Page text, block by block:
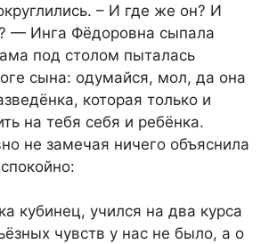
– И где же он? И
— Инга Фёдоровна сыпала
под столом пыталась
сына: одумайся, мол, да она
которая только и
на тебя себя и ребёнка.
не замечая ничего объяснила
кубинец, учился на два курса
чувств у нас не было, а о